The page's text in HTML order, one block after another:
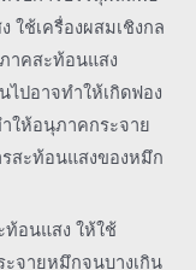
ใช้เครื่องผสมเชิงกล
าคสะท้อนแสง
ไปอาจทำให้เกิดฟอง
ให้อนุภาคกระจาย
สะท้อนแสงของหมึก
อนแสง ให้ใช้
ะจายหมึกจนบางเกิน